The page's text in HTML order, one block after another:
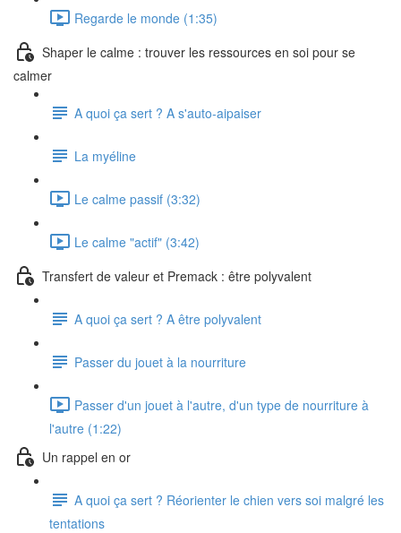
Regarde le monde (1:35)
Shaper le calme : trouver les ressources en soi pour se
calmer
A quoi ça sert ? A s'auto-aipaiser
La myéline
Le calme passif (3:32)
Le calme "actif" (3:42)
Transfert de valeur et Premack : être polyvalent
A quoi ça sert ? A être polyvalent
Passer du jouet à la nourriture
Passer d'un jouet à l'autre, d'un type de nourriture à
l'autre (1:22)
Un rappel en or
A quoi ça sert ? Réorienter le chien vers soi malgré les
tentations